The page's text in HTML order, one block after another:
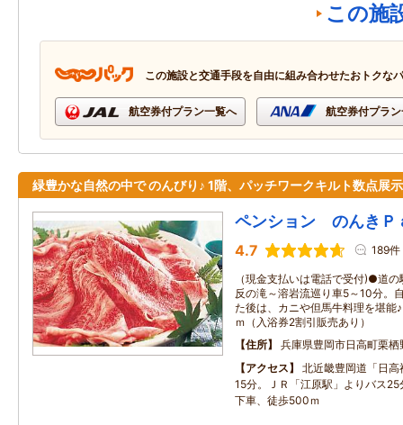
この施
この施設と交通手段を自由に組み合わせたおトクな
航空券付プラン一覧へ 航空券付プラ
緑豊かな自然の中で のんびり♪ 1階、パッチワークキルト数点展示
ペンション のんきＰ
4.7 189件
（現金支払いは電話で受付)●道
反の滝～溶岩流巡り車5～10分。
た後は、カニや但馬牛料理を堪
ｍ（入浴券2割引販売あり）
住所
兵庫県豊岡市日高町栗栖
アクセス
北近畿豊岡道「日
15分。ＪＲ「江原駅」よりバス
下車、徒歩500ｍ